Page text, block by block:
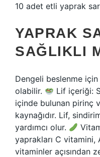
10 adet etli yaprak
YAPRAK
SAĞLIKLI
Dengeli beslenme için
olabilir.
Lif içeriği:
içinde bulunan pirinç
kaynağıdır. Lif,
yardımcı olur.
yaprakları C
vitaminler açısından